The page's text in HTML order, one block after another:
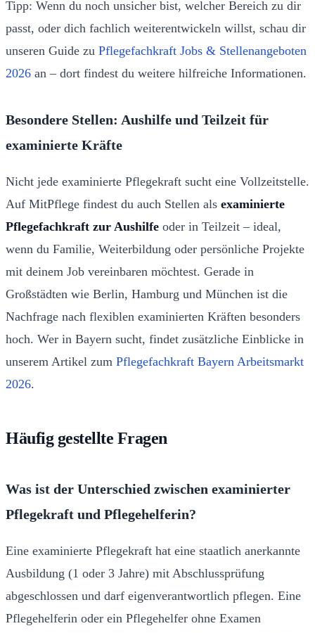
Tipp: Wenn du noch unsicher bist, welcher Bereich zu dir
passt, oder dich fachlich weiterentwickeln willst, schau dir
unseren Guide zu Pflegefachkraft Jobs & Stellenangeboten
2026 an – dort findest du weitere hilfreiche Informationen.
Besondere Stellen: Aushilfe und Teilzeit für
examinierte Kräfte
Nicht jede examinierte Pflegekraft sucht eine Vollzeitstelle.
Auf MitPflege findest du auch Stellen als examinierte
Pflegefachkraft zur Aushilfe oder in Teilzeit – ideal,
wenn du Familie, Weiterbildung oder persönliche Projekte
mit deinem Job vereinbaren möchtest. Gerade in
Großstädten wie Berlin, Hamburg und München ist die
Nachfrage nach flexiblen examinierten Kräften besonders
hoch. Wer in Bayern sucht, findet zusätzliche Einblicke in
unserem Artikel zum Pflegefachkraft Bayern Arbeitsmarkt
2026.
Häufig gestellte Fragen
Was ist der Unterschied zwischen examinierter
Pflegekraft und Pflegehelferin?
Eine examinierte Pflegekraft hat eine staatlich anerkannte
Ausbildung (1 oder 3 Jahre) mit Abschlussprüfung
abgeschlossen und darf eigenverantwortlich pflegen. Eine
Pflegehelferin oder ein Pflegehelfer ohne Examen